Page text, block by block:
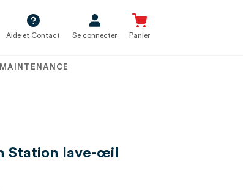
Aide et Contact Se connecter Panier
MAINTENANCE
Station lave-œil